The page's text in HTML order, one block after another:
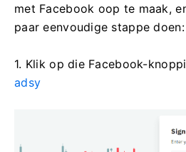
met Facebook oop te maak,
paar eenvoudige stappe doen:
1. Klik op die Facebook-
adsy